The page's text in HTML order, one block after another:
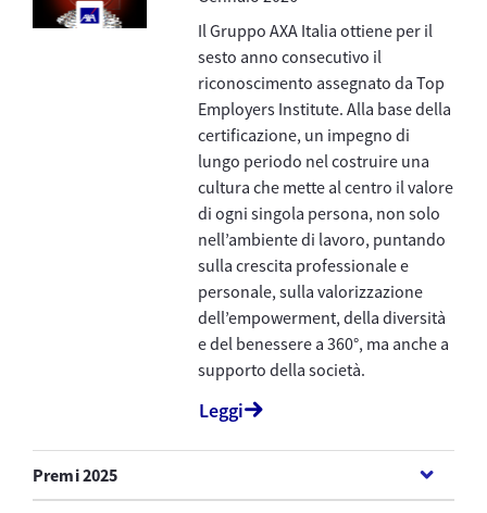
Il Gruppo AXA Italia ottiene per il
sesto anno consecutivo il
riconoscimento assegnato da Top
Employers Institute. Alla base della
certificazione, un impegno di
lungo periodo nel costruire una
cultura che mette al centro il valore
di ogni singola persona, non solo
nell’ambiente di lavoro, puntando
sulla crescita professionale e
personale, sulla valorizzazione
dell’empowerment, della diversità
e del benessere a 360°, ma anche a
supporto della società.
Leggi
Premi 2025